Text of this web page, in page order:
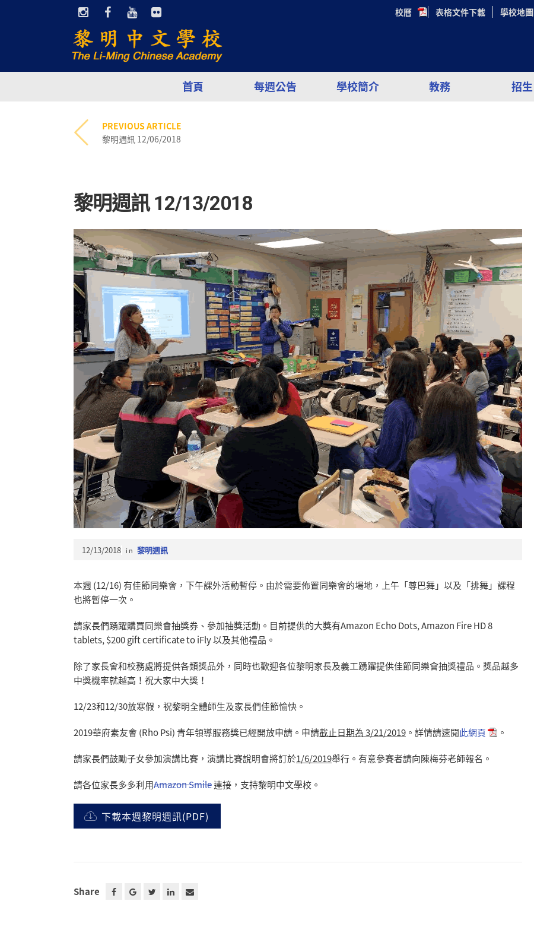
校曆 表格文件下載 學校地圖
首頁 每週公告 學校簡介 教務 招生
PREVIOUS ARTICLE
黎明週訊 12/06/2018
黎明週訊 12/13/2018
12/13/2018 in 黎明週訊
本週 (12/16) 有佳節同樂會，下午課外活動暫停。由於需要佈置同樂會的場地，上午「尊巴舞」以及「排舞」課程
也將暫停一次。
請家長們踴躍購買同樂會抽獎券、參加抽獎活動。目前提供的大獎有Amazon Echo Dots, Amazon Fire HD 8
tablets, $200 gift certificate to iFly 以及其他禮品。
除了家長會和校務處將提供各類獎品外，同時也歡迎各位黎明家長及義工踴躍提供佳節同樂會抽獎禮品。獎品越多
中獎機率就越高！祝大家中大獎！
12/23和12/30放寒假，祝黎明全體師生及家長們佳節愉快。
2019華府素友會 (Rho Psi) 青年領導服務獎已經開放申請。申請截止日期為 3/21/2019 。詳情請速閱此網頁
。
請家長們鼓勵子女參加演講比賽，演講比賽說明會將訂於1/6/2019舉行。有意參賽者請向陳梅芬老師報名。
請各位家長多多利用Amazon Smile連接，支持黎明中文學校。
下載本週黎明週訊(PDF)
Share